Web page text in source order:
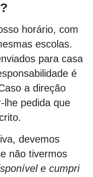
horário, com
escolas.
para casa
é
a direção
lhe pedida que
devemos
não tivermos
e cumpri